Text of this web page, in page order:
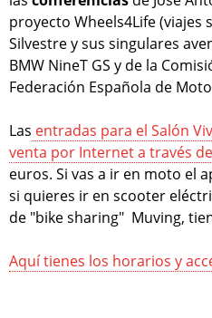
proyecto Wheels4Life (viajes
Silvestre y sus singulares
BMW NineT GS y de la
Federación Española de
Las entradas para el Salón
venta por Internet a través
euros. Si vas a ir en moto el
si quieres ir en scooter
de "bike sharing" Muving,
Aquí tienes los horarios y